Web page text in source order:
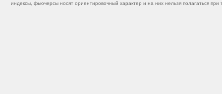
индексы, фьючерсы носят ориентировочный характер и на них нельзя полагаться при